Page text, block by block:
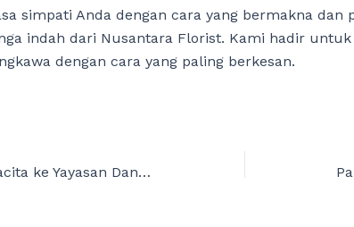
simpati Anda dengan cara yang bermakna dan
indah dari Nusantara Florist. Kami hadir
dengan cara yang paling berkesan.
Papan Bunga Dukacita ke Yayasan Dana Sosial Priangan Bandung